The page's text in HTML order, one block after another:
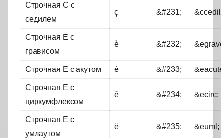
Строчная С с
седилем
ç &#231;
Строчная Е с
грависом
è &#232;
Строчная Е с акутом é &#233;
Строчная Е с
циркумфлексом
ê &#234; &ecirc;
Строчная Е с
умлаутом
ë &#235; &euml;